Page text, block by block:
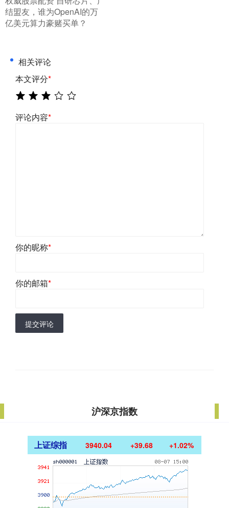
结盟友，谁为OpenAI的万
亿美元算力豪赌买单？
相关评论
本文评分*
评论内容*
你的昵称*
你的邮箱*
提交评论
沪深京指数
上证综指 3940.04 +39.68 +1.02%